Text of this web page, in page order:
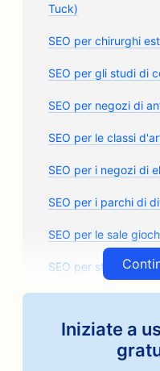
Tuck)
SEO per chirurghi
SEO per gli studi di
SEO per negozi di
SEO per le classi
SEO per i negozi di
SEO per i parchi di
SEO per le sale
SEO per studi di
SEO per i negozi di
SEO per le officine
Iniziate a